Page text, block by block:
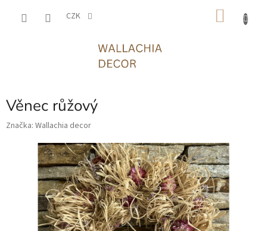
CZK
Věnec růžový
Značka: Wallachia decor